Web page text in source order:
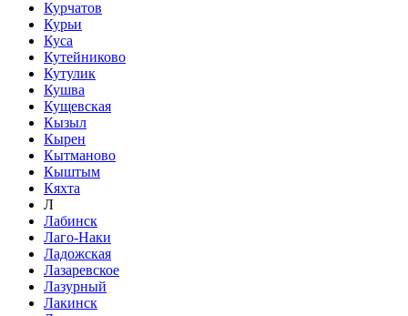
Курчатов
Курьи
Куса
Кутейниково
Кутулик
Кушва
Кущевская
Кызыл
Кырен
Кытманово
Кыштым
Кяхта
Л
Лабинск
Лаго-Наки
Ладожская
Лазаревское
Лазурный
Лакинск